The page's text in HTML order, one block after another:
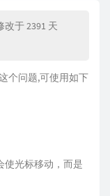
于 2391 天
个问题,可使用如下
使光标移动，而是